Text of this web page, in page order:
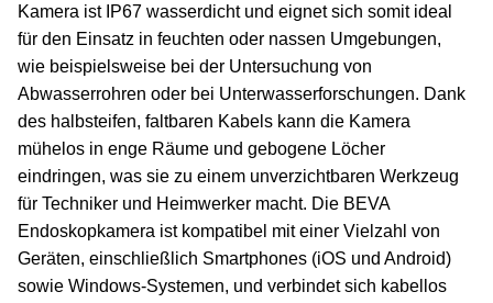
Kamera ist IP67 wasserdicht und eignet sich somit ideal
für den Einsatz in feuchten oder nassen Umgebungen,
wie beispielsweise bei der Untersuchung von
Abwasserrohren oder bei Unterwasserforschungen. Dank
des halbsteifen, faltbaren Kabels kann die Kamera
mühelos in enge Räume und gebogene Löcher
eindringen, was sie zu einem unverzichtbaren Werkzeug
für Techniker und Heimwerker macht. Die BEVA
Endoskopkamera ist kompatibel mit einer Vielzahl von
Geräten, einschließlich Smartphones (iOS und Android)
sowie Windows-Systemen, und verbindet sich kabellos